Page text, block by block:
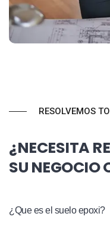
RESOLVEMOS
¿NECESITA
SU NEGOCIO
¿Que es el suelo epoxi?